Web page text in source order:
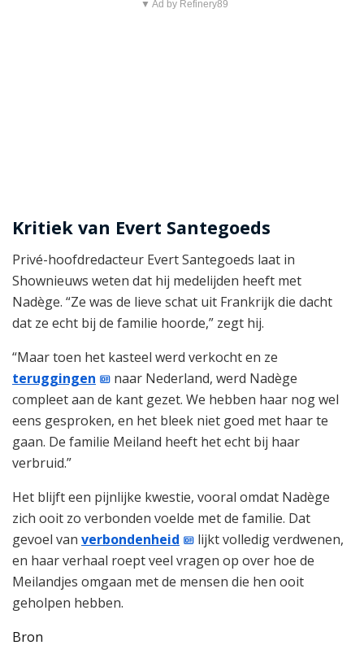
▼ Ad by Refinery89
Kritiek van Evert Santegoeds
Privé-hoofdredacteur Evert Santegoeds laat in
Shownieuws weten dat hij medelijden heeft met
Nadège. “Ze was de lieve schat uit Frankrijk die dacht
dat ze echt bij de familie hoorde,” zegt hij.
“Maar toen het kasteel werd verkocht en ze
teruggingen
naar Nederland, werd Nadège
compleet aan de kant gezet. We hebben haar nog wel
eens gesproken, en het bleek niet goed met haar te
gaan. De familie Meiland heeft het echt bij haar
verbruid.”
Het blijft een pijnlijke kwestie, vooral omdat Nadège
zich ooit zo verbonden voelde met de familie. Dat
gevoel van verbondenheid
lijkt volledig verdwenen,
en haar verhaal roept veel vragen op over hoe de
Meilandjes omgaan met de mensen die hen ooit
geholpen hebben.
Bron